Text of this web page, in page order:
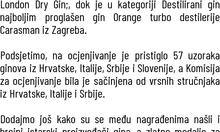
London Dry Gin;, dok je u kategoriji Destilirani gin
najboljim proglašen gin Orange turbo destilerije
Carasman iz Zagreba.
Podsjetimo, na ocjenjivanje je pristiglo 57 uzoraka
ginova iz Hrvatske, Italije, Srbije i Slovenije, a Komisija
za ocjenjivanje bila je sačinjena od vrsnih stručnjaka
iz Hrvatske, Italije i Srbije.
Dodajmo još kako su se među nagrađenima našli i